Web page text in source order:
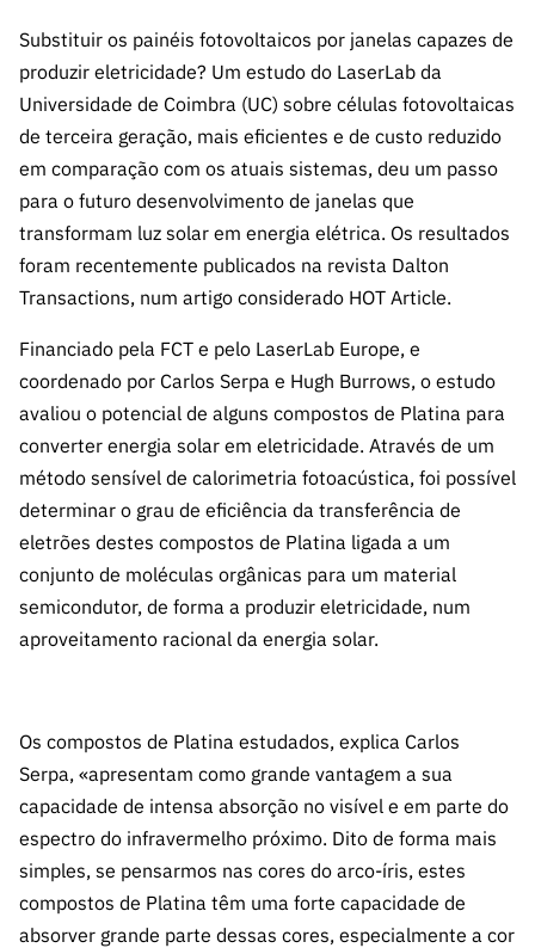
I&D
Instituiçõ
es de I&D
Infraestru
turas
Outros
Apoios
Concursos FCT 2026
Projetos
I&D
Instituiçõ
es I&D
Infraestru
turas
Prémios
Outros
Apoios
Conhecimento
Arquivo, Documentação
e Informação
Acesso a dados
estatísticos para fins
INE/DGEEC/FCT
Balcão da Ciência
Notas de Imprensa
Newsletter
Agenda
Publicações
LINKS
RÁPIDOS
Media e
Identidade
de Marca
Subscrever
Newsletter
Subscrever
Direct Mail
Concursos
FCT
90 Segundos
de Ciência
Subscrever
Direct Mail
de
Concursos
Comunicado
s
Sobre
SobreA FCT
Transparência
Estudos e Planeamento
Estratégico
Apoios Comunitários
Contactos
LINKS
RÁPIDOS
Números
Acreditaç
ão,
ão e
Benefícios
Fiscais
Recrutam
ento,
Aquisição
de
Serviços e
Parcerias
Consultas
Interesse
FCCN,
serviços
digitais da
FCT
Canais de
Denúncia
Substituir os painéis fotovoltaicos por janelas capazes de
produzir eletricidade? Um estudo do LaserLab da
Universidade de Coimbra (UC) sobre células fotovoltaicas
de terceira geração, mais eficientes e de custo reduzido
em comparação com os atuais sistemas, deu um passo
para o futuro desenvolvimento de janelas que
transformam luz solar em energia elétrica. Os resultados
foram recentemente publicados na revista Dalton
Transactions, num artigo considerado HOT Article.
Financiado pela FCT e pelo LaserLab Europe, e
coordenado por Carlos Serpa e Hugh Burrows, o estudo
avaliou o potencial de alguns compostos de Platina para
converter energia solar em eletricidade. Através de um
método sensível de calorimetria fotoacústica, foi possível
determinar o grau de eficiência da transferência de
eletrões destes compostos de Platina ligada a um
conjunto de moléculas orgânicas para um material
semicondutor, de forma a produzir eletricidade, num
aproveitamento racional da energia solar.
Os compostos de Platina estudados, explica Carlos
Serpa, «apresentam como grande vantagem a sua
capacidade de intensa absorção no visível e em parte do
espectro do infravermelho próximo. Dito de forma mais
simples, se pensarmos nas cores do arco-íris, estes
compostos de Platina têm uma forte capacidade de
absorver grande parte dessas cores, especialmente a cor